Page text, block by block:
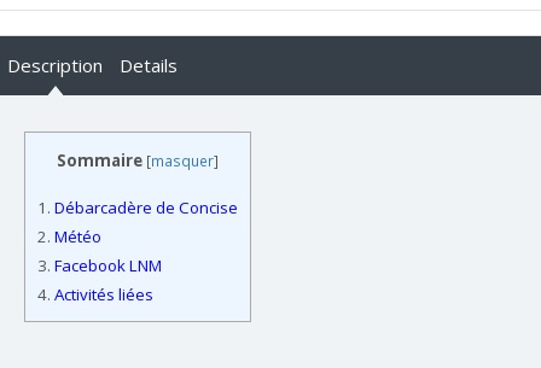
Description Details
Sommaire [masquer]
1. Débarcadère de Concise
2. Météo
3. Facebook LNM
4. Activités liées